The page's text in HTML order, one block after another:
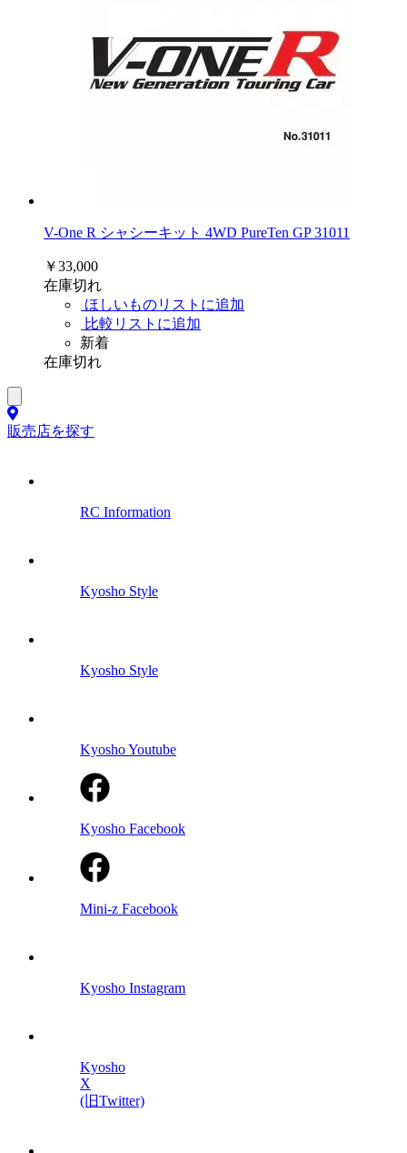
V-One R シャシーキット 4WD PureTen GP 31011
￥33,000
在庫切れ
ほしいものリストに追加
比較リストに追加
新着
在庫切れ
販売店を探す
RC Information
Kyosho Style
Kyosho Style
Kyosho Youtube
Kyosho Facebook
Mini-z Facebook
Kyosho Instagram
Kyosho
X
(旧Twitter)